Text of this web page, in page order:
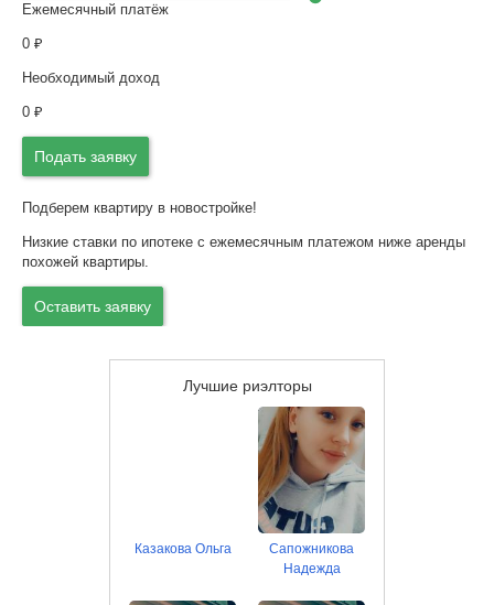
Ежемесячный платёж
0 ₽
Необходимый доход
0 ₽
Подать заявку
Подберем квартиру в новостройке!
Низкие ставки по ипотеке с ежемесячным платежом ниже аренды
похожей квартиры.
Оставить заявку
Лучшие риэлторы
Казакова Ольга
Сапожникова
Надежда